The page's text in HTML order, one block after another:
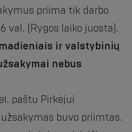
priima tik darbo
val. (Rygos laiko juosta).
ir valstybinių
nebus
paštu Pirkėjui
buvo priimtas.